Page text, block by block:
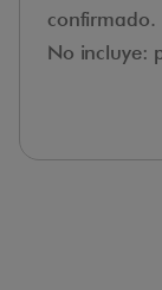
confirmado.
No incluye: